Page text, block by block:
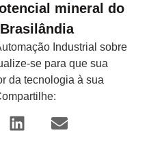
mineral do
Industrial sobre
se para que sua
da tecnologia à sua